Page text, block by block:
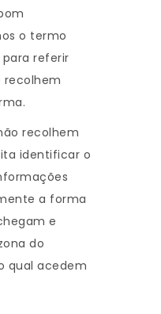
o termo
referir
recolhem
recolhem
identificar o
a forma
e
do
qual acedem